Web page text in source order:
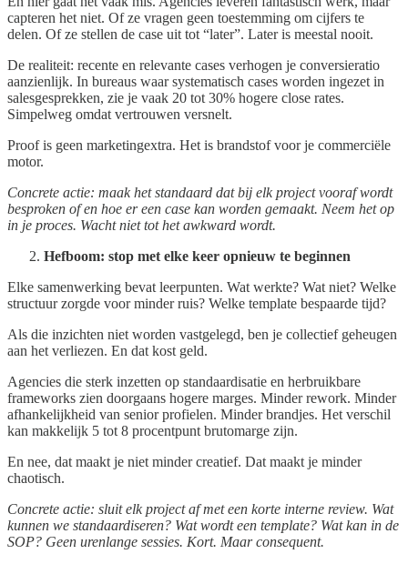
capteren het niet. Of ze vragen geen toestemming om cijfers te
delen. Of ze stellen de case uit tot “later”. Later is meestal nooit.
De realiteit: recente en relevante cases verhogen je conversieratio
aanzienlijk. In bureaus waar systematisch cases worden ingezet in
salesgesprekken, zie je vaak 20 tot 30% hogere close rates.
Simpelweg omdat vertrouwen versnelt.
Proof is geen marketingextra. Het is brandstof voor je commerciële
motor.
Concrete actie: maak het standaard dat bij elk project vooraf wordt
besproken of en hoe er een case kan worden gemaakt. Neem het op
in je proces. Wacht niet tot het awkward wordt.
Hefboom: stop met elke keer opnieuw te beginnen
Elke samenwerking bevat leerpunten. Wat werkte? Wat niet? Welke
structuur zorgde voor minder ruis? Welke template bespaarde tijd?
Als die inzichten niet worden vastgelegd, ben je collectief geheugen
aan het verliezen. En dat kost geld.
Agencies die sterk inzetten op standaardisatie en herbruikbare
frameworks zien doorgaans hogere marges. Minder rework. Minder
afhankelijkheid van senior profielen. Minder brandjes. Het verschil
kan makkelijk 5 tot 8 procentpunt brutomarge zijn.
En nee, dat maakt je niet minder creatief. Dat maakt je minder
chaotisch.
Concrete actie: sluit elk project af met een korte interne review. Wat
kunnen we standaardiseren? Wat wordt een template? Wat kan in de
SOP? Geen urenlange sessies. Kort. Maar consequent.